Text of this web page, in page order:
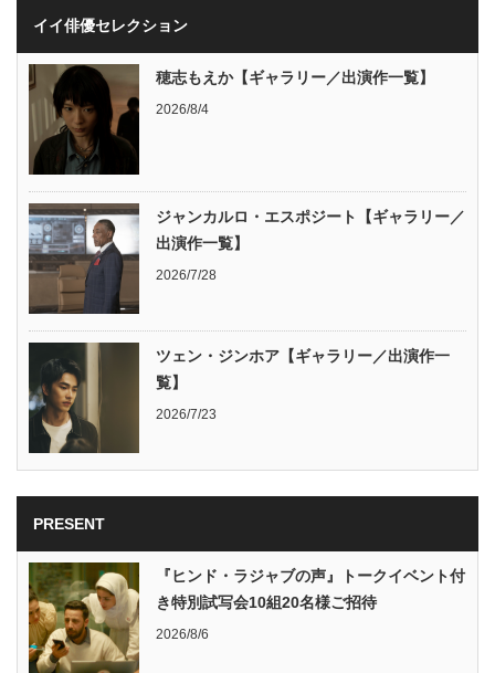
イイ俳優セレクション
穂志もえか【ギャラリー／出演作一覧】
2026/8/4
ジャンカルロ・エスポジート【ギャラリー／
出演作一覧】
2026/7/28
ツェン・ジンホア【ギャラリー／出演作一
覧】
2026/7/23
PRESENT
『ヒンド・ラジャブの声』トークイベント付
き特別試写会10組20名様ご招待
2026/8/6